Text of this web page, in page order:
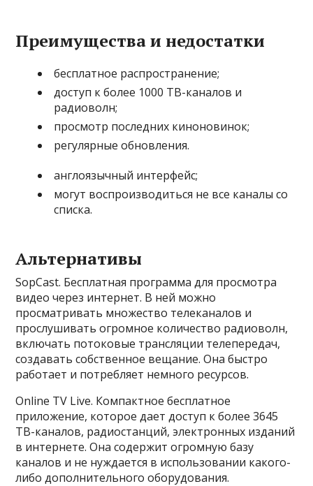
Преимущества и недостатки
бесплатное распространение;
доступ к более 1000 ТВ-каналов и
радиоволн;
просмотр последних киноновинок;
регулярные обновления.
англоязычный интерфейс;
могут воспроизводиться не все каналы со
списка.
Альтернативы
SopCast. Бесплатная программа для просмотра
видео через интернет. В ней можно
просматривать множество телеканалов и
прослушивать огромное количество радиоволн,
включать потоковые трансляции телепередач,
создавать собственное вещание. Она быстро
работает и потребляет немного ресурсов.
Online TV Live. Компактное бесплатное
приложение, которое дает доступ к более 3645
ТВ-каналов, радиостанций, электронных изданий
в интернете. Она содержит огромную базу
каналов и не нуждается в использовании какого-
либо дополнительного оборудования.